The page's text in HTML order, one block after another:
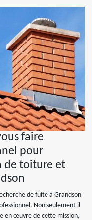
faire
pour
de toiture et
de fuite à Grandson
Non seulement il
en œuvre de cette mission,